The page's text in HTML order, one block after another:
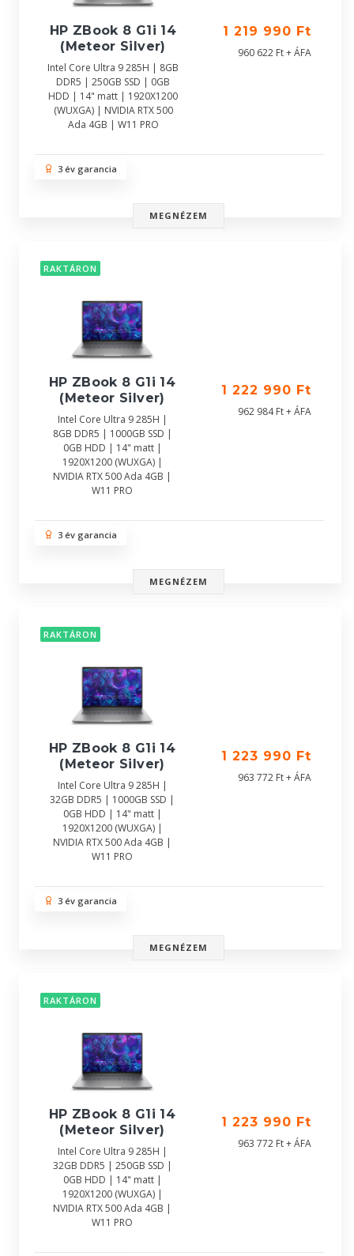
HP ZBook 8 G1i 14
(Meteor Silver)
Intel Core Ultra 9 285H | 8GB
DDR5 | 250GB SSD | 0GB
HDD | 14" matt | 1920X1200
(WUXGA) | NVIDIA RTX 500
Ada 4GB | W11 PRO
1 219 990 Ft
960 622 Ft + ÁFA
3 év garancia
MEGNÉZEM
RAKTÁRON
HP ZBook 8 G1i 14
(Meteor Silver)
Intel Core Ultra 9 285H |
8GB DDR5 | 1000GB SSD |
0GB HDD | 14" matt |
1920X1200 (WUXGA) |
NVIDIA RTX 500 Ada 4GB |
W11 PRO
1 222 990 Ft
962 984 Ft + ÁFA
3 év garancia
MEGNÉZEM
RAKTÁRON
HP ZBook 8 G1i 14
(Meteor Silver)
Intel Core Ultra 9 285H |
32GB DDR5 | 1000GB SSD |
0GB HDD | 14" matt |
1920X1200 (WUXGA) |
NVIDIA RTX 500 Ada 4GB |
W11 PRO
1 223 990 Ft
963 772 Ft + ÁFA
3 év garancia
MEGNÉZEM
RAKTÁRON
HP ZBook 8 G1i 14
(Meteor Silver)
Intel Core Ultra 9 285H |
32GB DDR5 | 250GB SSD |
0GB HDD | 14" matt |
1920X1200 (WUXGA) |
NVIDIA RTX 500 Ada 4GB |
W11 PRO
1 223 990 Ft
963 772 Ft + ÁFA